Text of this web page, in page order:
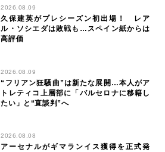
2026.08.09
久保建英がプレシーズン初出場！ レア
ル・ソシエダは敗戦も…スペイン紙からは
高評価
2026.08.09
“フリアン狂騒曲”は新たな展開…本人がア
トレティコ上層部に「バルセロナに移籍し
たい」と“直談判”へ
2026.08.08
アーセナルがギマランイス獲得を正式発